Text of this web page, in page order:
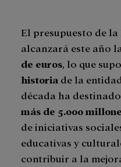
El presupuesto de
alcanzará este año
de euros, lo que
historia de la
década ha
más de 5.000
de iniciativas
educativas y
contribuir a la